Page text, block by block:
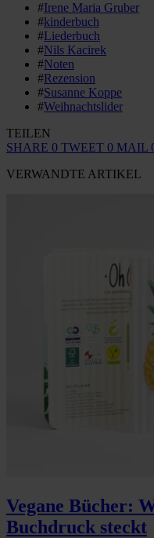
#Irene Maria Gruber
#kinderbuch
#Liederbuch
#Nils Kacirek
#Noten
#Rezension
#Susanne Koppe
#Weihnachtslider
TEILEN
SHARE 0 TWEET 0 MAIL
VERWANDTE ARTIKEL
Vegane Bücher:
Buchdruck steckt